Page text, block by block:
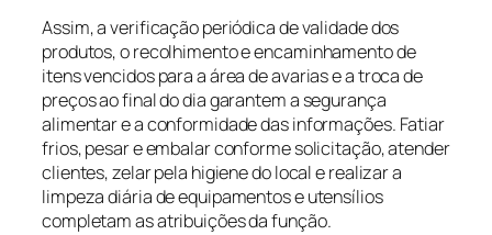
Assim, a verificação periódica de validade dos
produtos, o recolhimento e encaminhamento de
itens vencidos para a área de avarias e a troca de
preços ao final do dia garantem a segurança
alimentar e a conformidade das informações. Fatiar
frios, pesar e embalar conforme solicitação, atender
clientes, zelar pela higiene do local e realizar a
limpeza diária de equipamentos e utensílios
completam as atribuições da função.